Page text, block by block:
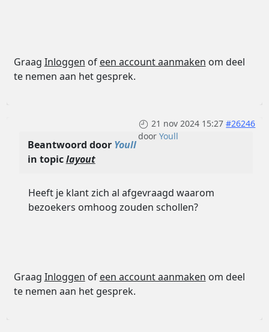
Graag Inloggen of een account aanmaken om deel
te nemen aan het gesprek.
21 nov 2024 15:27 #26246
doorYoull
Beantwoord door Youll
in topiclayout
Heeft je klant zich al afgevraagd waarom
bezoekers omhoog zouden schollen?
Graag Inloggen of een account aanmaken om deel
te nemen aan het gesprek.